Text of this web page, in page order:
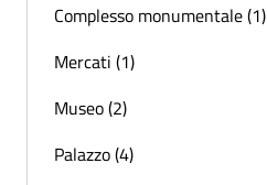
Complesso monumentale (1)
Mercati (1)
Museo (2)
Palazzo (4)